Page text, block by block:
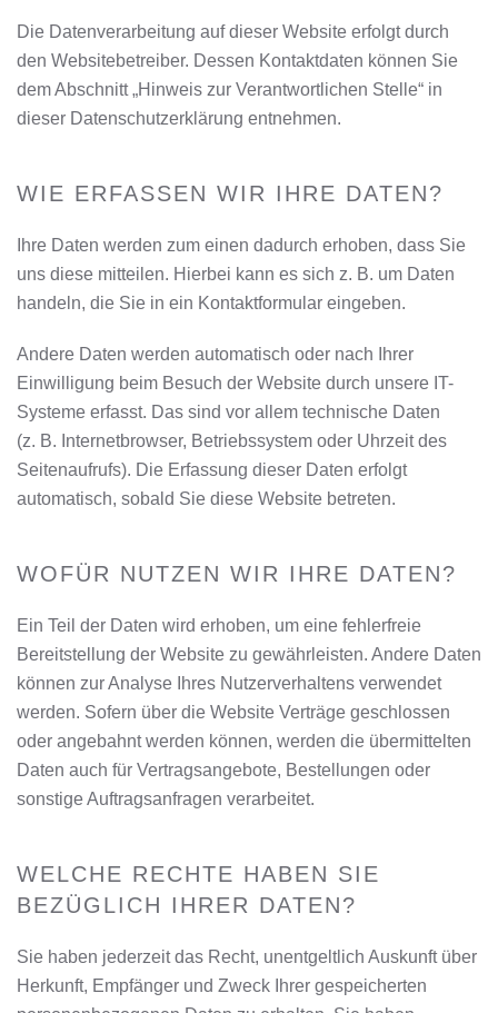
Die Datenverarbeitung auf dieser Website erfolgt durch
den Websitebetreiber. Dessen Kontaktdaten können Sie
dem Abschnitt „Hinweis zur Verantwortlichen Stelle“ in
dieser Datenschutzerklärung entnehmen.
WIE ERFASSEN WIR IHRE DATEN?
Ihre Daten werden zum einen dadurch erhoben, dass Sie
uns diese mitteilen. Hierbei kann es sich z. B. um Daten
handeln, die Sie in ein Kontaktformular eingeben.
Andere Daten werden automatisch oder nach Ihrer
Einwilligung beim Besuch der Website durch unsere IT-
Systeme erfasst. Das sind vor allem technische Daten
(z. B. Internetbrowser, Betriebssystem oder Uhrzeit des
Seitenaufrufs). Die Erfassung dieser Daten erfolgt
automatisch, sobald Sie diese Website betreten.
WOFÜR NUTZEN WIR IHRE DATEN?
Ein Teil der Daten wird erhoben, um eine fehlerfreie
Bereitstellung der Website zu gewährleisten. Andere Daten
können zur Analyse Ihres Nutzerverhaltens verwendet
werden. Sofern über die Website Verträge geschlossen
oder angebahnt werden können, werden die übermittelten
Daten auch für Vertragsangebote, Bestellungen oder
sonstige Auftragsanfragen verarbeitet.
WELCHE RECHTE HABEN SIE
BEZÜGLICH IHRER DATEN?
Sie haben jederzeit das Recht, unentgeltlich Auskunft über
Herkunft, Empfänger und Zweck Ihrer gespeicherten